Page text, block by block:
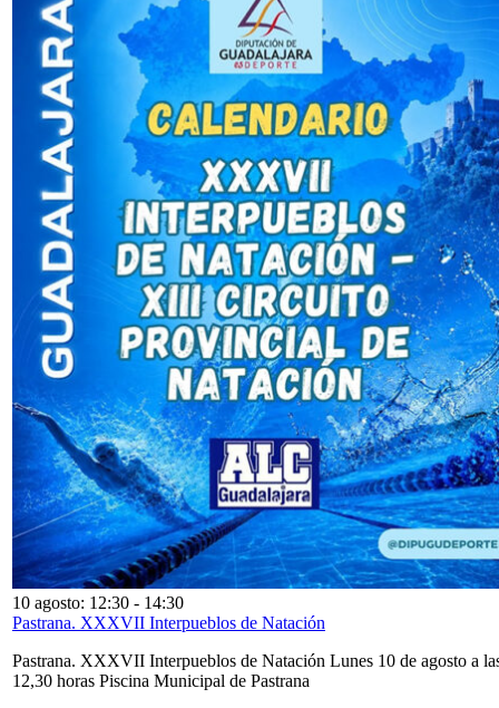
10 agosto: 12:30 - 14:30
Pastrana. XXXVII Interpueblos de Natación
Pastrana. XXXVII Interpueblos de Natación Lunes 10 de agosto a
12,30 horas Piscina Municipal de Pastrana